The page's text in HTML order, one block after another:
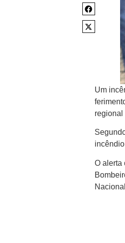
Um
regional
O alerta